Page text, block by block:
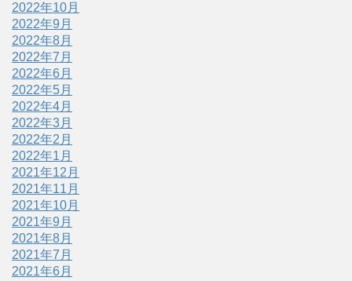
2022年10月
2022年9月
2022年8月
2022年7月
2022年6月
2022年5月
2022年4月
2022年3月
2022年2月
2022年1月
2021年12月
2021年11月
2021年10月
2021年9月
2021年8月
2021年7月
2021年6月